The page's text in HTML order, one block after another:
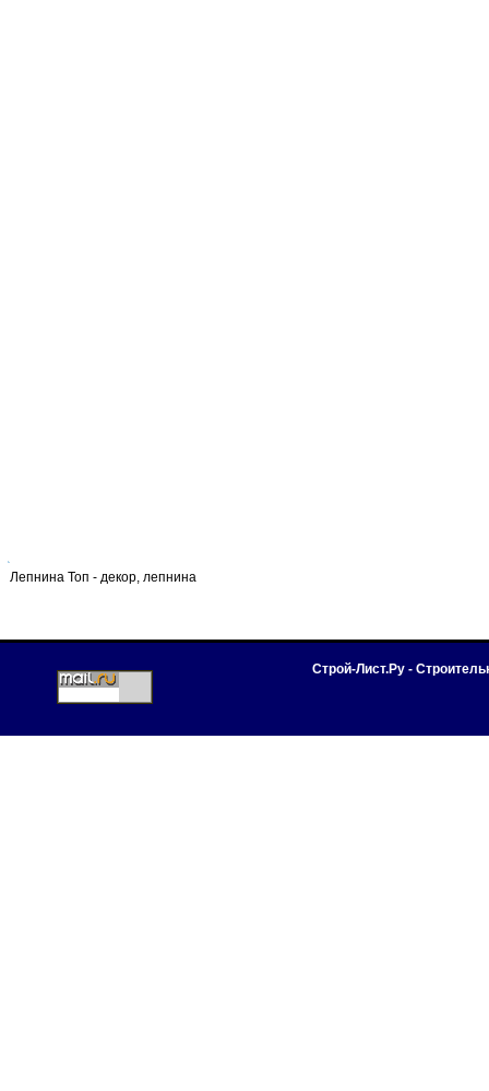
Лепнина Топ - декор, лепнина
Строй-Лист.Ру -